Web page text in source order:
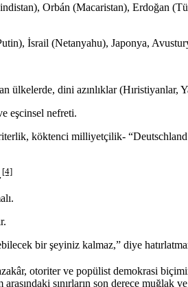
Orbán (Macaristan), Erdoğan
İsrail (Netanyahu), Japonya,
ülkelerde, dini azınlıklar (Hıristiyanlar,
eşcinsel nefreti.
köktenci milliyetçilik-
[4]
bir şeyiniz kalmaz,” diye
otoriter ve popülist demokrasi
sınırların son derece